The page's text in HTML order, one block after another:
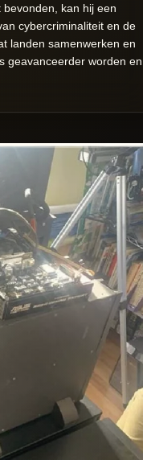
kan hij een
cybercriminaliteit en de
landen samenwerken en
geavanceerder worden en